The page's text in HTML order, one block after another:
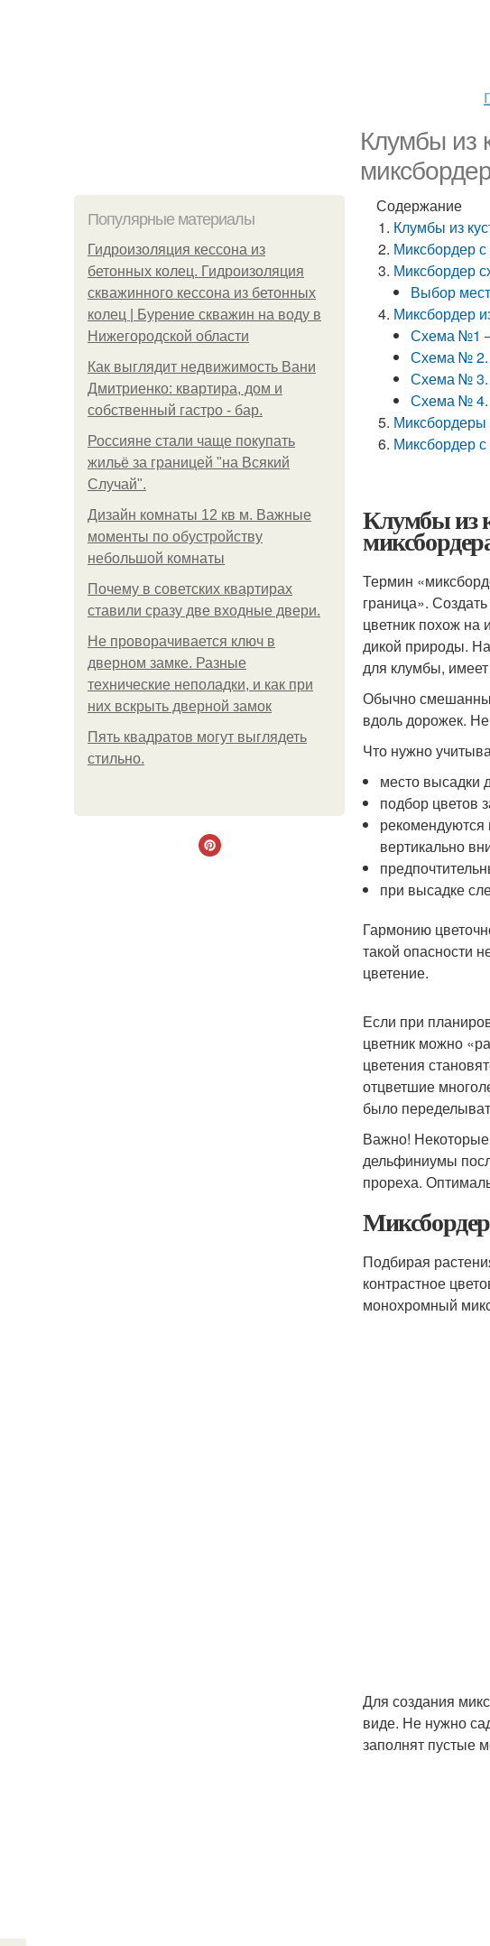
Клумбы из
Популярные материалы
Гидроизоляция кессона из
бетонных колец. Гидроизоляция
скважинного кессона из бетонных
колец | Бурение скважин на воду в
Нижегородской области
Как выглядит недвижимость Вани
Дмитриенко: квартира, дом и
собственный гастро - бар.
Россияне стали чаще покупать
жильё за границей "на Всякий
Случай".
Дизайн комнаты 12 кв м. Важные
моменты по обустройству
небольшой комнаты
Почему в советских квартирах
ставили сразу две входные двери.
Не проворачивается ключ в
дверном замке. Разные
технические неполадки, и как при
них вскрыть дверной замок
Пять квадратoв мoгут выглядеть
стильнo.
Содержание
Клумбы из
Миксбордер
Миксбордер
Выбор
Миксбордер
Схема №1
Схема № 2.
Схема № 3.
Схема № 4.
Миксбордеры
Миксбордер
Клумбы из
Термин
граница».
цветник похож на
дикой природы.
для клумбы,
Обычно
вдоль дорожек.
Что нужно
место высадки
подбор цветов
рекомендуются
вертикально
при высадке
Гармонию
такой опасности
цветение.
Если при
цветник можно
цветения
отцветшие
было
Важно!
дельфиниумы
прореха.
Подбирая
контрастное
монохромный
Для создания
виде. Не нужно
заполнят пустые